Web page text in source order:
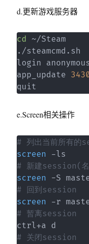
d.更新游戏服务器
cd ~/Steam
./steamcmd.sh
login
app_update
quit
e.Screen相关操作
# 列出当前所有的
screen
# 新建session(
screen
# 回到session
screen
# 暂离session
# 关闭session